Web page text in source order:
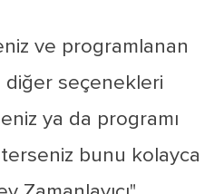
ve programlanan
diğer seçenekleri
ya da programı
bunu kolayca